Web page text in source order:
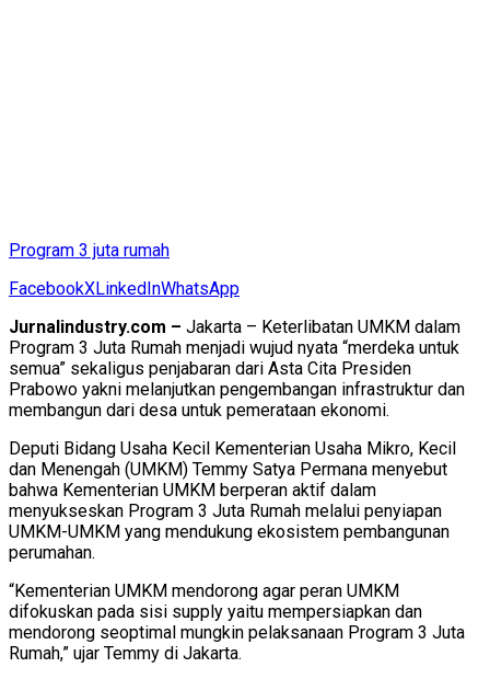
Program 3 juta rumah
FacebookXLinkedInWhatsApp
Jurnalindustry.com – Jakarta – Keterlibatan UMKM dalam
Program 3 Juta Rumah menjadi wujud nyata “merdeka untuk
semua” sekaligus penjabaran dari Asta Cita Presiden
Prabowo yakni melanjutkan pengembangan infrastruktur dan
membangun dari desa untuk pemerataan ekonomi.
Deputi Bidang Usaha Kecil Kementerian Usaha Mikro, Kecil
dan Menengah (UMKM) Temmy Satya Permana menyebut
bahwa Kementerian UMKM berperan aktif dalam
menyukseskan Program 3 Juta Rumah melalui penyiapan
UMKM-UMKM yang mendukung ekosistem pembangunan
perumahan.
“Kementerian UMKM mendorong agar peran UMKM
difokuskan pada sisi supply yaitu mempersiapkan dan
mendorong seoptimal mungkin pelaksanaan Program 3 Juta
Rumah,” ujar Temmy di Jakarta.